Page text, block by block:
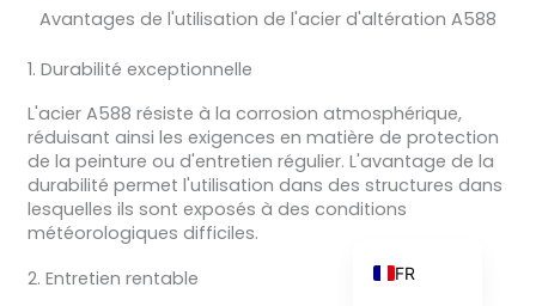
Avantages de l'utilisation de l'acier d'altération A588
1. Durabilité exceptionnelle
L'acier A588 résiste à la corrosion atmosphérique,
réduisant ainsi les exigences en matière de protection
de la peinture ou d'entretien régulier. L'avantage de la
durabilité permet l'utilisation dans des structures dans
lesquelles ils sont exposés à des conditions
météorologiques difficiles.
2. Entretien rentable
FR
DE
NL
IT